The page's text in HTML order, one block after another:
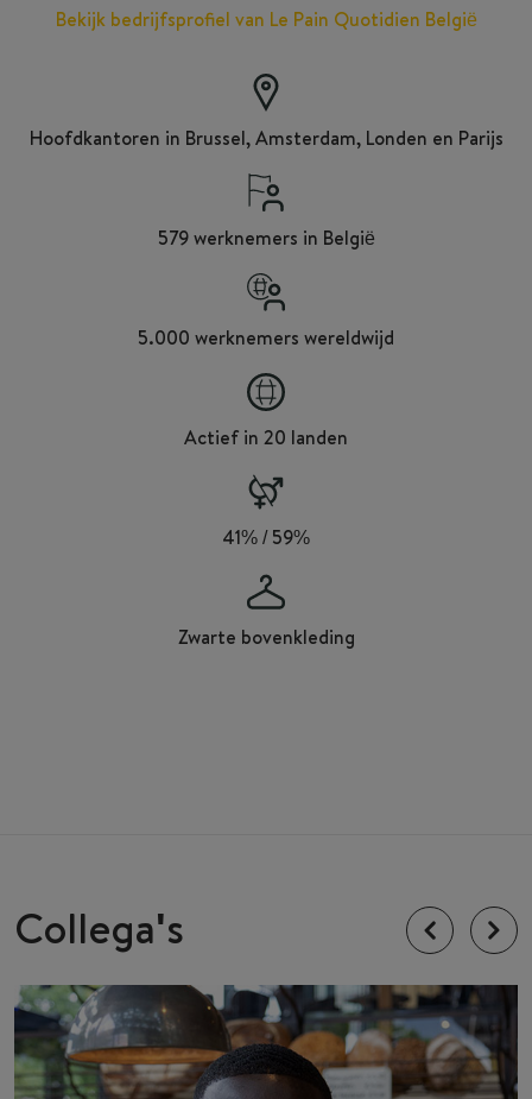
Bekijk bedrijfsprofiel van Le Pain Quotidien België
Hoofdkantoren in Brussel, Amsterdam, Londen en Parijs
579 werknemers in België
5.000 werknemers wereldwijd
Actief in 20 landen
41% / 59%
Zwarte bovenkleding
Collega's